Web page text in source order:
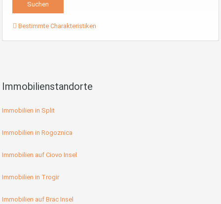
Bestimmte Charakteristiken
Immobilienstandorte
Immobilien in Split
Immobilien in Rogoznica
Immobilien auf Ciovo Insel
Immobilien in Trogir
Immobilien auf Brac Insel